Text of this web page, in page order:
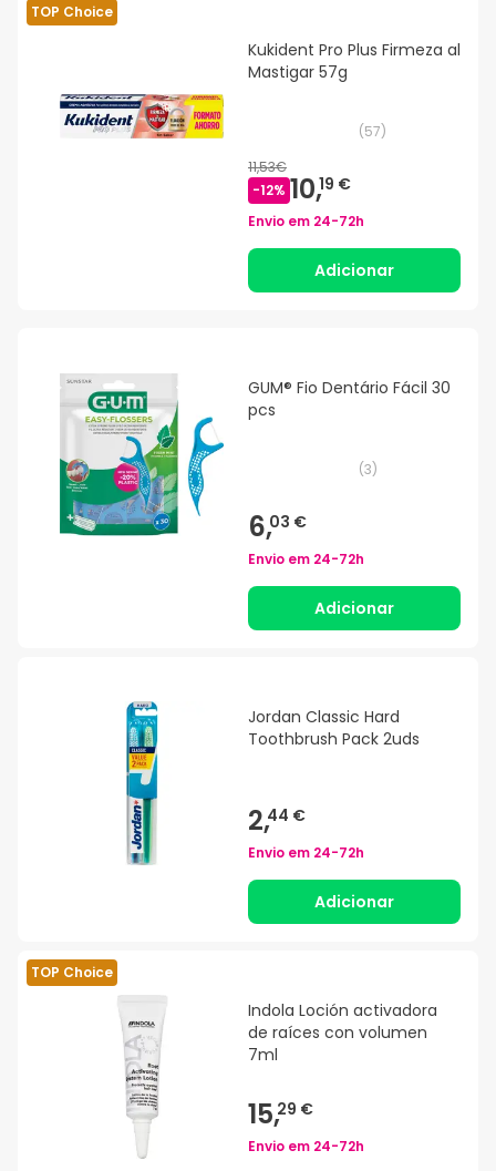
TOP Choice
Kukident Pro Plus Firmeza al
Mastigar 57g
(57)
11,53€
-12% 10,19 €
Envio em 24-72h
Adicionar
GUM® Fio Dentário Fácil 30
pcs
(3)
6,03 €
Envio em 24-72h
Adicionar
Jordan Classic Hard
Toothbrush Pack 2uds
2,44 €
Envio em 24-72h
Adicionar
TOP Choice
Indola Loción activadora
de raíces con volumen
7ml
15,29 €
Envio em 24-72h